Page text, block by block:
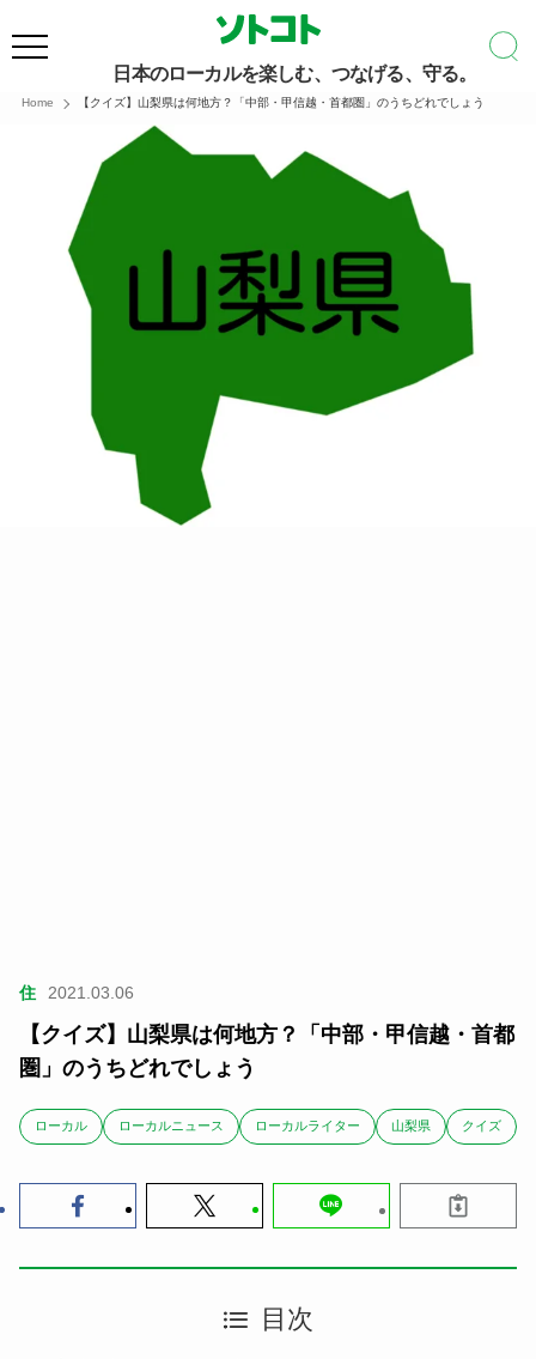
日本のローカルを楽しむ、つなげる、守る。
Home 【クイズ】山梨県は何地方？「中部・甲信越・首都圏」のうちどれでしょう
住 2021.03.06
【クイズ】山梨県は何地方？「中部・甲信越・首都
圏」のうちどれでしょう
ローカル ローカルニュース ローカルライター 山梨県 クイズ
目次